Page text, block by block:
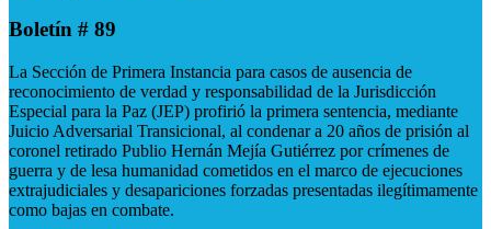
Boletín # 89
La Sección de Primera Instancia para casos de ausencia de
reconocimiento de verdad y responsabilidad de la Jurisdicción
Especial para la Paz (JEP) profirió la primera sentencia, mediante
Juicio Adversarial Transicional, al condenar a 20 años de prisión al
coronel retirado Publio Hernán Mejía Gutiérrez por crímenes de
guerra y de lesa humanidad cometidos en el marco de ejecuciones
extrajudiciales y desapariciones forzadas presentadas ilegítimamente
como bajas en combate.